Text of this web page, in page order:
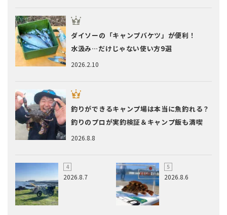
2026.2.10
ダイソーの「キャンプバケツ」が便利！
水汲み…だけじゃない使い方9選
2026.8.8
釣りができるキャンプ場は本当に魚釣れる？
釣りのプロが実釣検証＆キャンプ飯も満喫
2026.8.7 2026.8.6